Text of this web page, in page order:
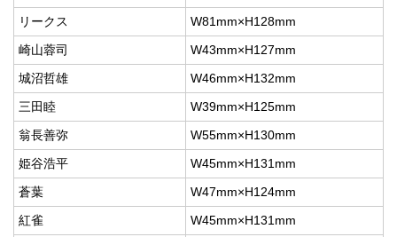
リークス
W81mm×H128mm
崎山蓉司
W43mm×H127mm
城沼哲雄
W46mm×H132mm
三田睦
W39mm×H125mm
翁長善弥
W55mm×H130mm
姫谷浩平
W45mm×H131mm
蒼葉
W47mm×H124mm
紅雀
W45mm×H131mm